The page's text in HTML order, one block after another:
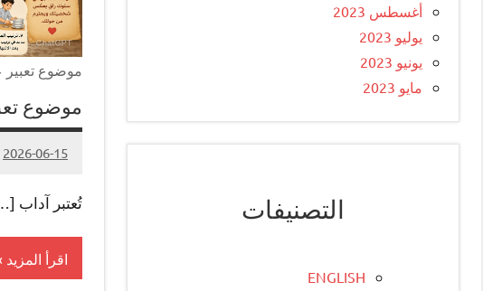
موضوع تعبير
موضوع
2026-06-15
Admin#
لا
تعليقات
تُعتبر آداب
اقرأ المزيد
أغسطس 2023
يوليو 2023
يونيو 2023
مايو 2023
التصنيفات
ENGLISH